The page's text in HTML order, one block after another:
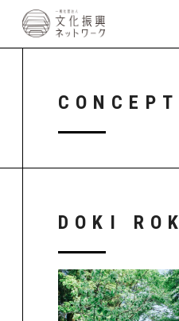
CONCEPT
DOKI